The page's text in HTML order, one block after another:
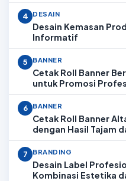
4 DESAIN
Desain Kemasan
Informatif
5 BANNER
Cetak Roll Banner
untuk Promosi
6 BANNER
Cetak Roll Banner
dengan Hasil Tajam
7 BRANDING
Desain Label
Kombinasi Estetika